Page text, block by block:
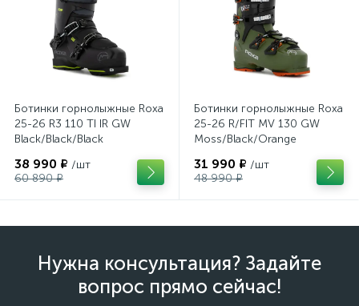
Ботинки горнолыжные Roxa
25-26 R3 110 TI IR GW
Black/Black/Black
38 990 ₽ /шт
60 890 ₽
Ботинки горнолыжные Roxa
25-26 R/FIT MV 130 GW
Moss/Black/Orange
31 990 ₽ /шт
48 990 ₽
Нужна консультация? Задайте
вопрос прямо сейчас!